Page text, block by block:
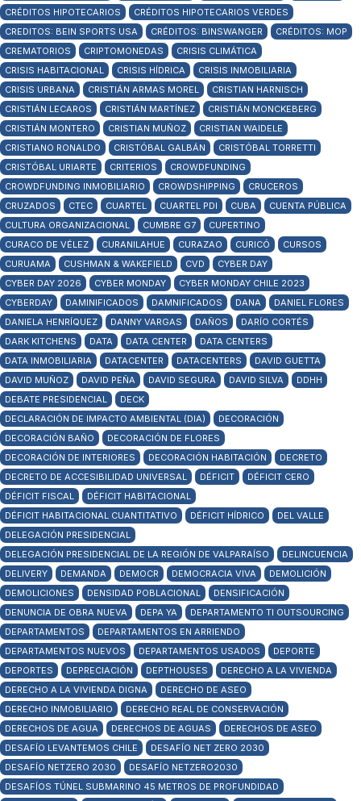
CRÉDITOS HIPOTECARIOS
CRÉDITOS HIPOTECARIOS VERDES
CREDITOS: BEIN SPORTS USA
CRÉDITOS: BINSWANGER
CRÉDITOS: MOP
CREMATORIOS
CRIPTOMONEDAS
CRISIS CLIMÁTICA
CRISIS HABITACIONAL
CRISIS HÍDRICA
CRISIS INMOBILIARIA
CRISIS URBANA
CRISTIÁN ARMAS MOREL
CRISTIAN HARNISCH
CRISTIÁN LECAROS
CRISTIÁN MARTÍNEZ
CRISTIÁN MONCKEBERG
CRISTIÁN MONTERO
CRISTIAN MUÑOZ
CRISTIAN WAIDELE
CRISTIANO RONALDO
CRISTÓBAL GALBÁN
CRISTÓBAL TORRETTI
CRISTÓBAL URIARTE
CRITERIOS
CROWDFUNDING
CROWDFUNDING INMOBILIARIO
CROWDSHIPPING
CRUCEROS
CRUZADOS
CTEC CUARTEL CUARTEL PDI CUBA
CUENTA PÚBLICA
CULTURA ORGANIZACIONAL
CUMBRE G7
CUPERTINO
CURACO DE VÉLEZ
CURANILAHUE CURAZAO CURICÓ
CURSOS
CURUAMA
CUSHMAN & WAKEFIELD CVD
CYBER DAY
CYBER DAY 2026
CYBER MONDAY
CYBER MONDAY CHILE 2023
CYBERDAY
DAMINIFICADOS DAMNIFICADOS DANA
DANIEL FLORES
DANIELA HENRÍQUEZ
DANNY VARGAS DAÑOS
DARÍO CORTÉS
DARK KITCHENS
DATA DATA CENTER
DATA CENTERS
DATA INMOBILIARIA
DATACENTER DATACENTERS
DAVID GUETTA
DAVID MUÑOZ
DAVID PEÑA DAVID SEGURA DAVID SILVA
DDHH
DEBATE PRESIDENCIAL
DECK
DECLARACIÓN DE IMPACTO AMBIENTAL (DIA)
DECORACIÓN
DECORACIÓN BAÑO
DECORACIÓN DE FLORES
DECORACIÓN DE INTERIORES
DECORACIÓN HABITACIÓN
DECRETO
DECRETO DE ACCESIBILIDAD UNIVERSAL
DÉFICIT
DÉFICIT CERO
DÉFICIT FISCAL
DÉFICIT HABITACIONAL
DÉFICIT HABITACIONAL CUANTITATIVO
DÉFICIT HÍDRICO
DEL VALLE
DELEGACIÓN PRESIDENCIAL
DELEGACIÓN PRESIDENCIAL DE LA REGIÓN DE VALPARAÍSO
DELINCUENCIA
DELIVERY
DEMANDA DEMOCR DEMOCRACIA VIVA
DEMOLICIÓN
DEMOLICIONES
DENSIDAD POBLACIONAL
DENSIFICACIÓN
DENUNCIA DE OBRA NUEVA
DEPA YA
DEPARTAMENTO TI OUTSOURCING
DEPARTAMENTOS
DEPARTAMENTOS EN ARRIENDO
DEPARTAMENTOS NUEVOS
DEPARTAMENTOS USADOS
DEPORTE
DEPORTES
DEPRECIACIÓN DEPTHOUSES
DERECHO A LA VIVIENDA
DERECHO A LA VIVIENDA DIGNA
DERECHO DE ASEO
DERECHO INMOBILIARIO
DERECHO REAL DE CONSERVACIÓN
DERECHOS DE AGUA
DERECHOS DE AGUAS
DERECHOS DE ASEO
DESAFÍO LEVANTEMOS CHILE
DESAFÍO NET ZERO 2030
DESAFÍO NETZERO 2030
DESAFÍO NETZERO2030
DESAFÍOS TÚNEL SUBMARINO 45 METROS DE PROFUNDIDAD